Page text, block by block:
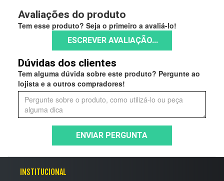
Avaliações do produto
Tem esse produto? Seja o primeiro a avaliá-lo!
ESCREVER AVALIAÇÃO...
Dúvidas dos clientes
Tem alguma dúvida sobre este produto? Pergunte ao
lojista e a outros compradores!
ENVIAR PERGUNTA
INSTITUCIONAL